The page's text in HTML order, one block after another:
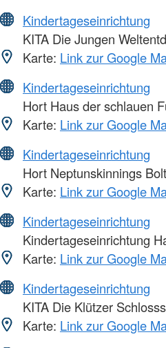
Kindertageseinrichtung
KITA Die Jungen
Karte: Link zur Google
Kindertageseinrichtung
Hort Haus der schlauen
Karte: Link zur Google
Kindertageseinrichtung
Hort Neptunskinnings
Karte: Link zur Google
Kindertageseinrichtung
Kindertageseinrichtung
Karte: Link zur Google
Kindertageseinrichtung
KITA Die Klützer
Karte: Link zur Google